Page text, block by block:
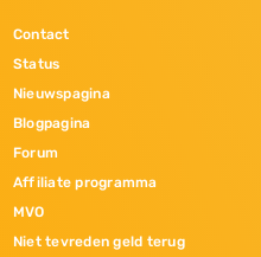
Contact
Status
Nieuwspagina
Blogpagina
Forum
Affiliate programma
MVO
Niet tevreden geld terug